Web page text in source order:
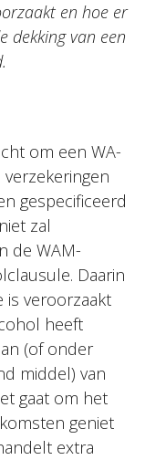
en hoe er
dekking van een
om een WA-
gespecificeerd
zal
de WAM-
Daarin
veroorzaakt
heeft
(of onder
middel) van
gaat om het
geniet
extra